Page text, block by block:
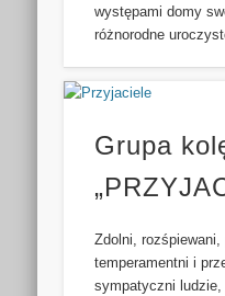
występami domy
różnorodne
Grupa
Zdolni, rozśpiewani,
temperamentni i
sympatyczni ludzie,